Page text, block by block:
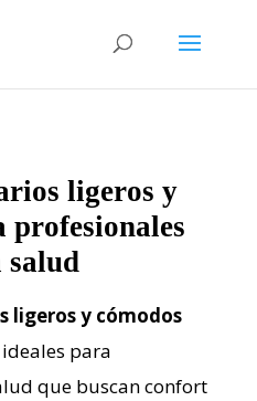
ligeros y
profesionales
salud
ligeros y cómodos
para
que buscan confort